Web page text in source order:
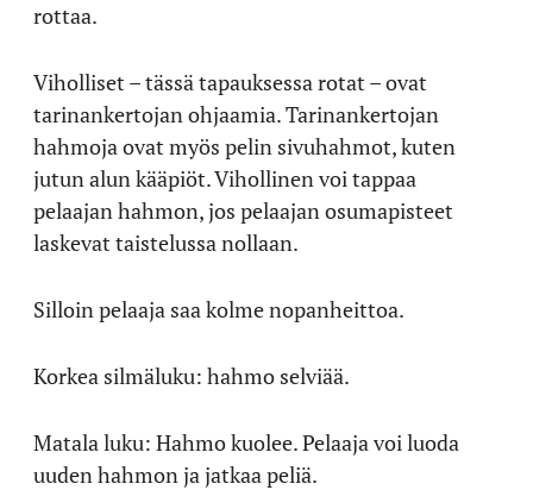
rottaa.
Viholliset – tässä tapauksessa rotat – ovat
tarinankertojan ohjaamia. Tarinankertojan
hahmoja ovat myös pelin sivuhahmot, kuten
jutun alun kääpiöt. Vihollinen voi tappaa
pelaajan hahmon, jos pelaajan osumapisteet
laskevat taistelussa nollaan.
Silloin pelaaja saa kolme nopanheittoa.
Korkea silmäluku: hahmo selviää.
Matala luku: Hahmo kuolee. Pelaaja voi luoda
uuden hahmon ja jatkaa peliä.